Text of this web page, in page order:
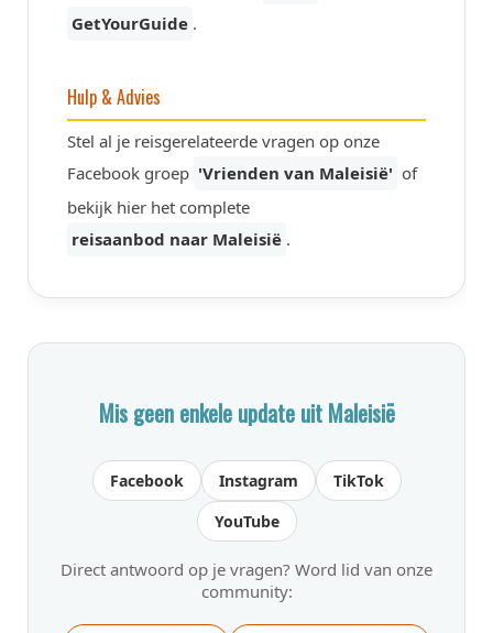
GetYourGuide .
Hulp & Advies
Stel al je reisgerelateerde vragen op onze
Facebook groep 'Vrienden van Maleisië' of
bekijk hier het complete
reisaanbod naar Maleisië .
Mis geen enkele update uit Maleisië
Facebook Instagram
TikTok
YouTube
Direct antwoord op je vragen? Word lid van onze
community: